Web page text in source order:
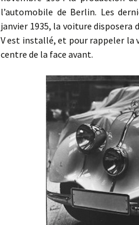
l’automobile de Berlin. Les
janvier 1935, la voiture disposera
V est installé, et pour rappeler la
centre de la face avant.